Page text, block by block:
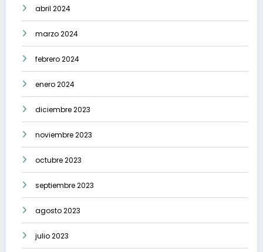
abril 2024
marzo 2024
febrero 2024
enero 2024
diciembre 2023
noviembre 2023
octubre 2023
septiembre 2023
agosto 2023
julio 2023